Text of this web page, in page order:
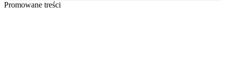
Promowane treści